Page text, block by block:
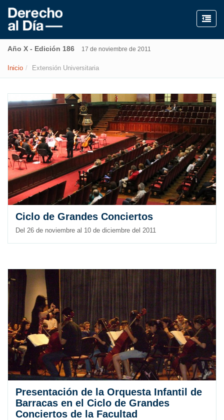
Año X - Edición 186 17 de noviembre de 2011
Inicio Extensión Universitaria
Ciclo de Grandes Conciertos
Del 26 de noviembre al 10 de diciembre del 2011
Presentación de la Orquesta Infantil de
Barracas en el Ciclo de Grandes
Conciertos de la Facultad